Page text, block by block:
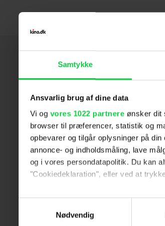
Samtykke
Ansvarlig brug af dine data
Vi og vores 1022 partnere ønsker dit
browser til præferencer, statistik og
opbevarer og tilgår oplysninger på
annonce- og indholdsmåling, lave
og i vores persondatapolitik. Du kan
"Cookiedeklaration", eller ved at
Hvis du tillader det, vil vi også gerne:
Indsamle præcise oplysninger
Nødvendig